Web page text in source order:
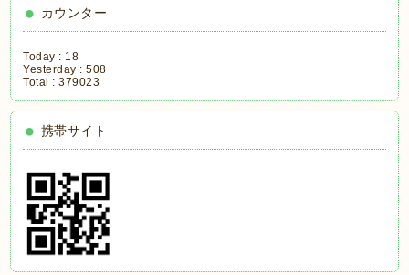
カウンター
Today : 18
Yesterday :508
Total :379023
携帯サイト